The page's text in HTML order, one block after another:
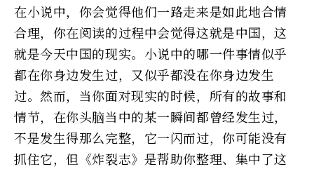
在小说中，你会觉得他们一路走来是如此地合情
合理，你在阅读的过程中会觉得这就是中国，这
就是今天中国的现实。小说中的哪一件事情似乎
都在你身边发生过，又似乎都没在你身边发生
过。然而，当你面对现实的时候，所有的故事和
情节，在你头脑当中的某一瞬间都曾经发生过，
不是发生得那么完整，它一闪而过，你可能没有
抓住它，但《炸裂志》是帮助你整理、集中了这